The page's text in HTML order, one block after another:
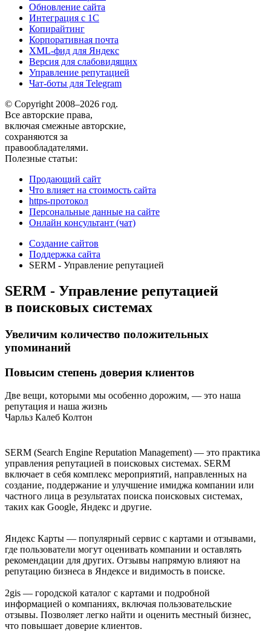
Обновление сайта
Интеграция с 1С
Копирайтинг
Корпоративная почта
XML-фид для Яндекс
Версия для слабовидящих
Управление репутацией
Чат-боты для Telegram
© Copyright 2008–2026 год.
Все авторские права,
включая смежные авторские,
сохраняются за
правообладателями.
Полезные статьи:
Продающий сайт
Что влияет на стоимость сайта
https-протокол
Персональные данные на сайте
Онлайн консультант (чат)
Создание сайтов
Поддержка сайта
SERM - Управление репутацией
SERM - Управление репутацией
в поисковых системах
Увеличим количество положительных
упоминаний
Повысим степень доверия клиентов
Две вещи, которыми мы особенно дорожим, — это наша
репутация и наша жизнь
Чарльз Калеб Колтон
SERM (Search Engine Reputation Management) — это практика
управления репутацией в поисковых системах. SERM
включает в себя комплекс мероприятий, направленных на
создание, поддержание и улучшение имиджа компании или
частного лица в результатах поиска поисковых системах,
таких как Google, Яндекс и другие.
Яндекс Карты — популярный сервис с картами и отзывами,
где пользователи могут оценивать компании и оставлять
рекомендации для других. Отзывы напрямую влияют на
репутацию бизнеса в Яндексе и видимость в поиске.
2gis — городской каталог с картами и подробной
информацией о компаниях, включая пользовательские
отзывы. Позволяет легко найти и оценить местный бизнес,
что повышает доверие клиентов.